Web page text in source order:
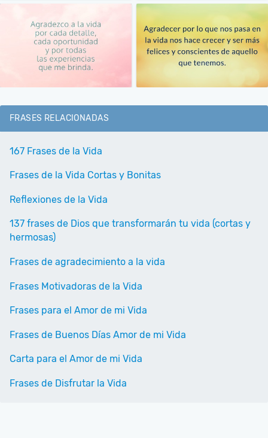
FRASES RELACIONADAS
167 Frases de la Vida
Frases de la Vida Cortas y Bonitas
Reflexiones de la Vida
137 frases de Dios que transformarán tu vida (cortas y
hermosas)
Frases de agradecimiento a la vida
Frases Motivadoras de la Vida
Frases para el Amor de mi Vida
Frases de Buenos Días Amor de mi Vida
Carta para el Amor de mi Vida
Frases de Disfrutar la Vida